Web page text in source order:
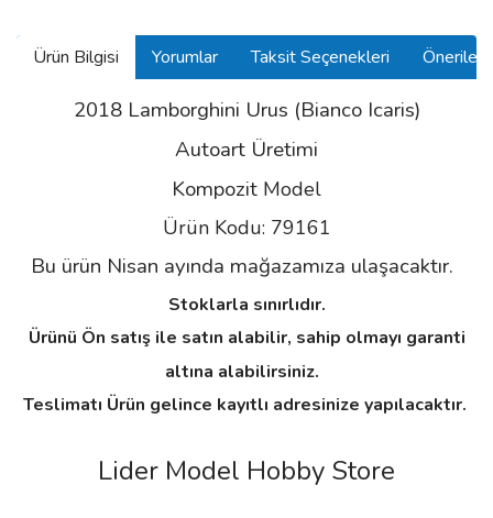
Ürün Bilgisi Yorumlar Taksit Seçenekleri
2018 Lamborghini Urus (Bianco Icaris)
Autoart Üretimi
Kompozit Model
Ürün Kodu: 79161
Bu ürün Nisan ayında mağazamıza ulaşacaktır.
Stoklarla sınırlıdır.
Ürünü Ön satış ile satın alabilir, sahip olmayı garanti
altına alabilirsiniz.
Teslimatı Ürün gelince kayıtlı adresinize yapılacaktır.
Lider Model Hobby Store